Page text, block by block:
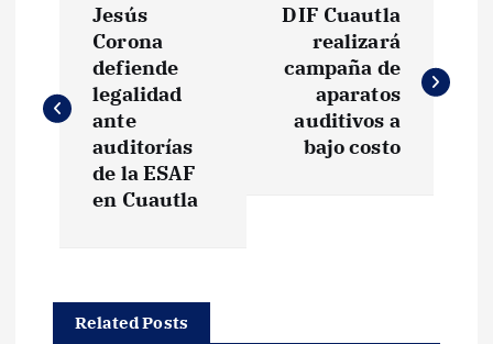
v
c
Jesús
Corona
defiende
legalidad
ante
auditorías
de la ESAF
en Cuautla
DIF Cuautla
realizará
campaña de
aparatos
auditivos a
bajo costo
Related Posts